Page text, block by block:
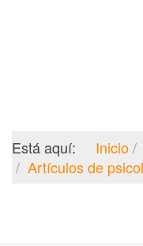
Está aquí: Inicio
Artículos de